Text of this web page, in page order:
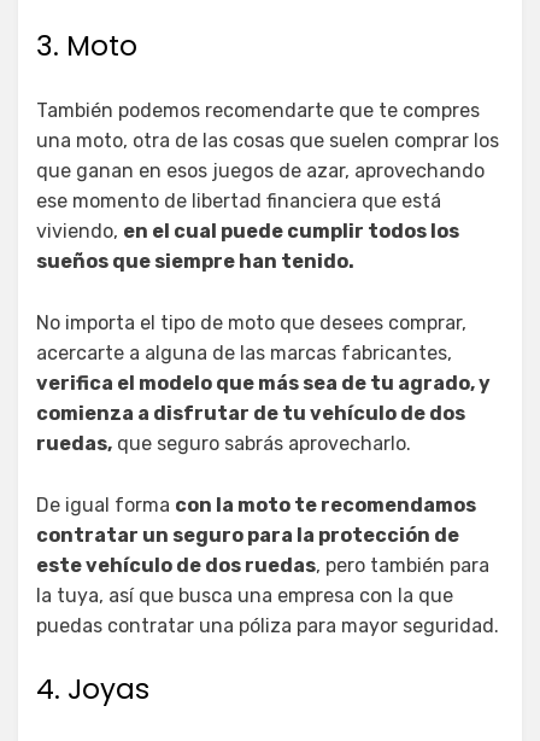
3. Moto
También podemos recomendarte que te compres
una moto, otra de las cosas que suelen comprar los
que ganan en esos juegos de azar, aprovechando
ese momento de libertad financiera que está
viviendo, en el cual puede cumplir todos los
sueños que siempre han tenido.
No importa el tipo de moto que desees comprar,
acercarte a alguna de las marcas fabricantes,
verifica el modelo que más sea de tu agrado, y
comienza a disfrutar de tu vehículo de dos
ruedas, que seguro sabrás aprovecharlo.
De igual forma con la moto te recomendamos
contratar un seguro para la protección de
este vehículo de dos ruedas, pero también para
la tuya, así que busca una empresa con la que
puedas contratar una póliza para mayor seguridad.
4. Joyas